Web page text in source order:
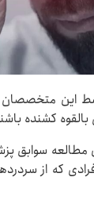
این
کشنده